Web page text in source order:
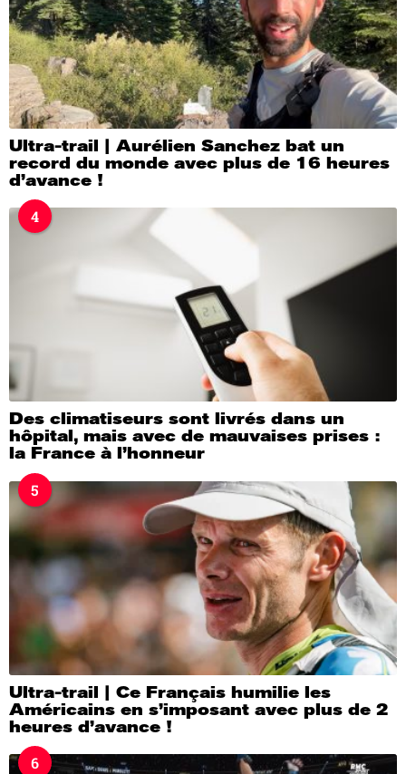
Ultra-trail | Aurélien Sanchez bat un
record du monde avec plus de 16 heures
d’avance !
4
Des climatiseurs sont livrés dans un
hôpital, mais avec de mauvaises prises :
la France à l’honneur
5
Ultra-trail | Ce Français humilie les
Américains en s’imposant avec plus de 2
heures d’avance !
6